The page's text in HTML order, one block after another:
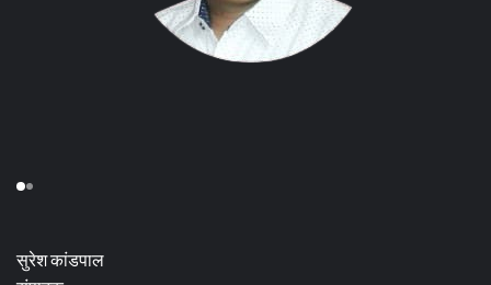
सुरेश कांडपाल